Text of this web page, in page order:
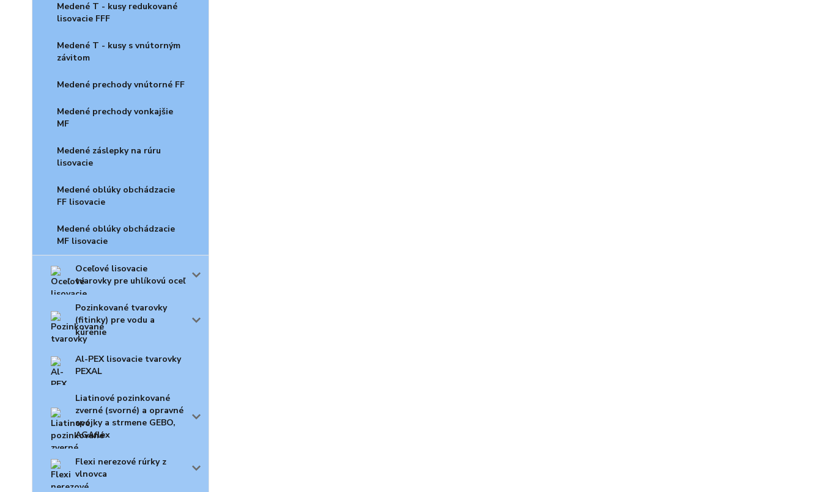
Medené T - kusy redukované
lisovacie FFF
Medené T - kusy s vnútorným
závitom
Medené prechody vnútorné FF
Medené prechody vonkajšie
MF
Medené záslepky na rúru
lisovacie
Medené oblúky obchádzacie
FF lisovacie
Medené oblúky obchádzacie
MF lisovacie
Oceľové lisovacie
tvarovky pre uhlíkovú oceľ
Pozinkované tvarovky
(fitinky) pre vodu a
kúrenie
Al-PEX lisovacie tvarovky
PEXAL
Liatinové pozinkované
zverné (svorné) a opravné
spojky a strmene GEBO,
AGAflex
Flexi nerezové rúrky z
vlnovca